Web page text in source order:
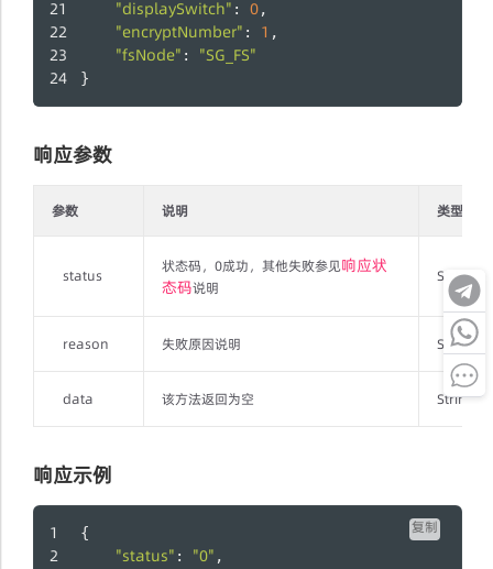
"displaySwitch" : 0,
"encryptNumber" : 1 ,
"fsNode" : "SG_FS"
}
响应参数
参数 说明 类型
status
状态码，0成功，其他失败参见响应状
态码说明
String
reason 失败原因说明 String
data 该方法返回为空 String
响应示例
复制
{
"status" : "0" ,